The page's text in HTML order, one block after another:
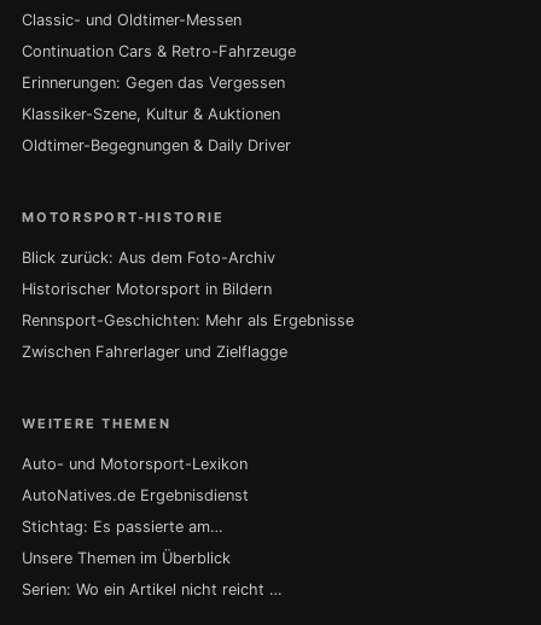
Classic- und Oldtimer-Messen
Continuation Cars & Retro-Fahrzeuge
Erinnerungen: Gegen das Vergessen
Klassiker-Szene, Kultur & Auktionen
Oldtimer-Begegnungen & Daily Driver
MOTORSPORT-HISTORIE
Blick zurück: Aus dem Foto-Archiv
Historischer Motorsport in Bildern
Rennsport-Geschichten: Mehr als Ergebnisse
Zwischen Fahrerlager und Zielflagge
WEITERE THEMEN
Auto- und Motorsport-Lexikon
AutoNatives.de Ergebnisdienst
Stichtag: Es passierte am…
Unsere Themen im Überblick
Serien: Wo ein Artikel nicht reicht …